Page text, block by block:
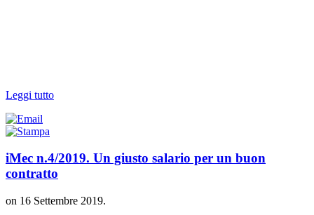
Leggi tutto
iMec n.4/2019. Un giusto salario per un buon
contratto
on 16 Settembre 2019.